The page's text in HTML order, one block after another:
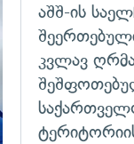
გადახედვა
აშშ-ის
კვლავ